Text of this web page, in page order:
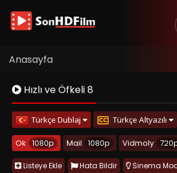
Anasayfa
Hızlı ve Öfkeli 8
Türkçe Dublaj Türkçe Altyazılı
Ok 1080p Mail 1080p Vidmoly
Listeye Ekle Hata Bildir Sinema